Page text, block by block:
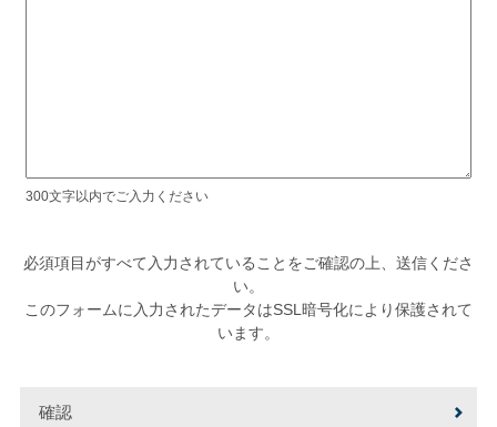
300文字以内でご入力ください
必須項目がすべて入力されていることをご確認の上、送信くださ
い。
このフォームに入力されたデータはSSL暗号化により保護されて
います。